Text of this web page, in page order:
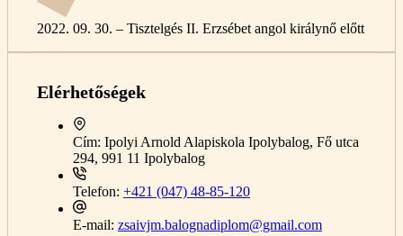
2022. 09. 30. – Tisztelgés II. Erzsébet angol királynő előtt
Elérhetőségek
Cím: Ipolyi Arnold Alapiskola Ipolybalog, Fő utca
294, 991 11 Ipolybalog
Telefon: +421 (047) 48-85-120
E-mail: zsaivjm.balognadiplom@gmail.com